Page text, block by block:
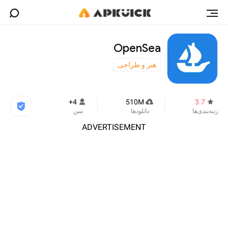
OpenSea
هنر و طراحی
3.7
رتبه‌بندی‌ها
510M
دانلودها
4+
سن
ADVERTISEMENT